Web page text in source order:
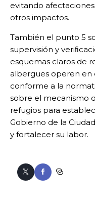
evitando
otros impactos.
También el punto 5
supervisión y
esquemas claros de
albergues operen en
conforme a la
sobre el mecanismo
refugios para
Gobierno de la
y fortalecer su labor.